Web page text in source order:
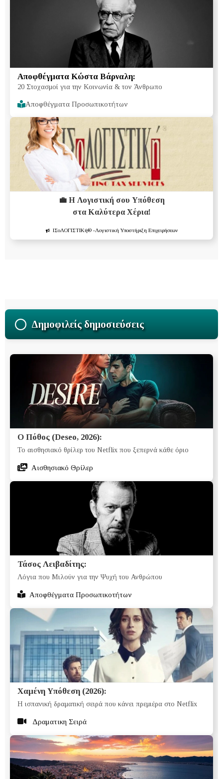
Αποφθέγματα Κώστα Βάρναλη:
20 Στοχασμοί για την Κοινωνία & τον Άνθρωπο
Αποφθέγματα Προσωπικοτήτων
💼 Η Λογιστική σου Υπόθεση
στα Καλύτερα Χέρια!
ΙΣοΛΟΓΙΣΤΙΚή®-Λογιστική Υποστήριξη Επιχειρήσεων
Δημοφιλείς δημοσιεύσεις
Ο Πόθος (Deseo, 2026):
Το αισθησιακό θρίλερ του Netflix που ξεπερνά κάθε όριο
Aισθησιακό Θρίλερ
Τάσος Λειβαδίτης:
Λόγια που Μιλούν για την Ψυχή του Ανθρώπου
Αποφθέγματα Προσωπικοτήτων
Χαμένη Υπόθεση (2026):
Η ισπανική δραματική σειρά που κάνει πρεμιέρα στο Netflix
Δραματικη Σειρά